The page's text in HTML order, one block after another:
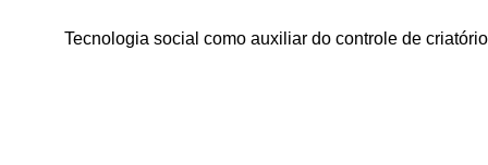
Tecnologia social como auxiliar do controle de